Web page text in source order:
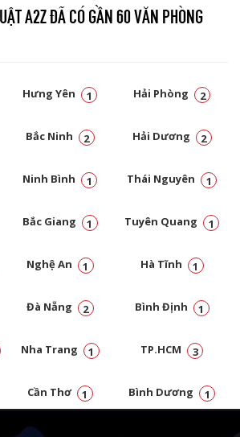
A2Z ĐÃ CÓ GẦN 60 VĂN PHÒNG
Hưng Yên 1 Hải Phòng 2
Bắc Ninh 2 Hải Dương 2
Ninh Bình 1 Thái Nguyên 1
Bắc Giang 1 Tuyên Quang 1
Nghệ An 1 Hà Tĩnh 1
Đà Nẵng 2 Bình Định 1
Nha Trang 1 TP.HCM 3
Cần Thơ 1 Bình Dương 1